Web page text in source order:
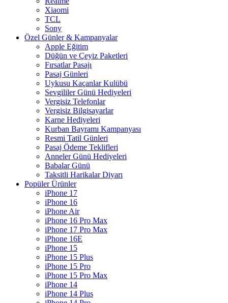
Xiaomi
TCL
Sony
Özel Günler & Kampanyalar
Apple Eğitim
Düğün ve Çeyiz Paketleri
Fırsatlar Pasajı
Pasaj Günleri
Uykusu Kaçanlar Kulübü
Sevgililer Günü Hediyeleri
Vergisiz Telefonlar
Vergisiz Bilgisayarlar
Karne Hediyeleri
Kurban Bayramı Kampanyası
Resmi Tatil Günleri
Pasaj Ödeme Teklifleri
Anneler Günü Hediyeleri
Babalar Günü
Taksitli Harikalar Diyarı
Popüler Ürünler
iPhone 17
iPhone 16
iPhone Air
iPhone 16 Pro Max
iPhone 17 Pro Max
iPhone 16E
iPhone 15
iPhone 15 Plus
iPhone 15 Pro
iPhone 15 Pro Max
iPhone 14
iPhone 14 Plus